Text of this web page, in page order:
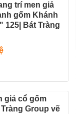
trí men giả
gốm Khánh
125| Bát Tràng
giả cổ gốm
Group vẽ